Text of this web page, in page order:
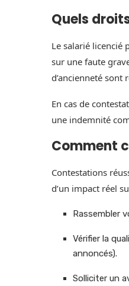
Quels
Le salarié licencié
sur une faute
d’ancienneté sont
En cas de
une indemnité
Comment
Contestations
d’un impact réel
Rassembler
Vérifier la
annoncés).
Solliciter un